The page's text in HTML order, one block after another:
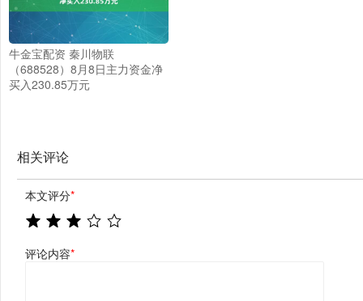
牛金宝配资 秦川物联
（688528）8月8日主力资金净
买入230.85万元
相关评论
本文评分*
评论内容*